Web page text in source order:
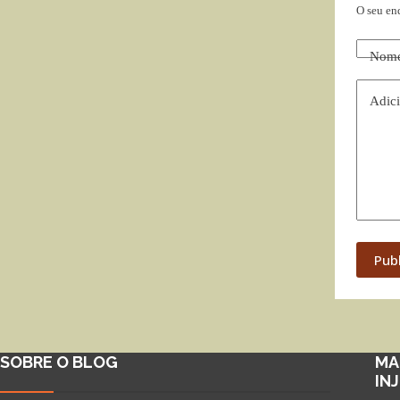
O seu
SOBRE O BLOG